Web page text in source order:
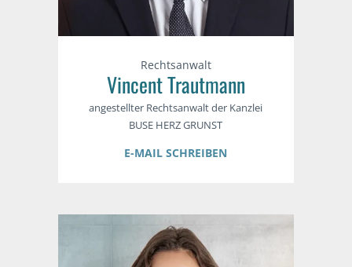
Rechtsanwalt
Vincent Trautmann
angestellter Rechtsanwalt der Kanzlei
BUSE HERZ GRUNST
E-MAIL SCHREIBEN